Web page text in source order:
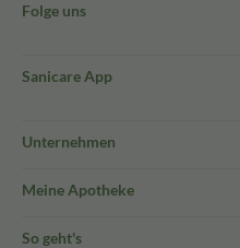
Folge uns
Sanicare App
Unternehmen
Meine Apotheke
So geht's